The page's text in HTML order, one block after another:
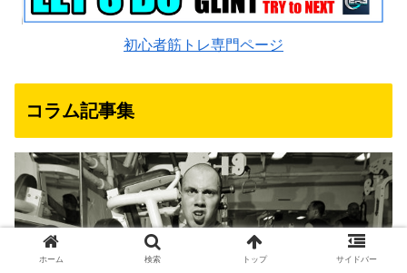
初心者筋トレ専門ページ
コラム記事集
ホーム 検索 トップ サイドバー